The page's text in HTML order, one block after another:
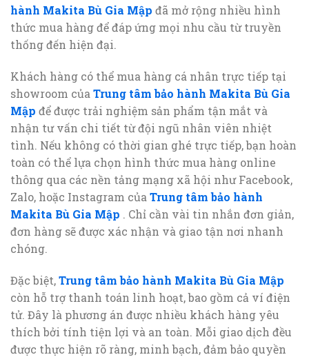
hành Makita Bù Gia Mập đã mở rộng nhiều hình
thức mua hàng để đáp ứng mọi nhu cầu từ truyền
thống đến hiện đại.
Khách hàng có thể mua hàng cá nhân trực tiếp tại
showroom của Trung tâm bảo hành Makita Bù Gia
Mập để được trải nghiệm sản phẩm tận mắt và
nhận tư vấn chi tiết từ đội ngũ nhân viên nhiệt
tình. Nếu không có thời gian ghé trực tiếp, bạn hoàn
toàn có thể lựa chọn hình thức mua hàng online
thông qua các nền tảng mạng xã hội như Facebook,
Zalo, hoặc Instagram của Trung tâm bảo hành
Makita Bù Gia Mập . Chỉ cần vài tin nhắn đơn giản,
đơn hàng sẽ được xác nhận và giao tận nơi nhanh
chóng.
Đặc biệt,Trung tâm bảo hành Makita Bù Gia Mập
còn hỗ trợ thanh toán linh hoạt, bao gồm cả ví điện
tử. Đây là phương án được nhiều khách hàng yêu
thích bởi tính tiện lợi và an toàn. Mỗi giao dịch đều
được thực hiện rõ ràng, minh bạch, đảm bảo quyền